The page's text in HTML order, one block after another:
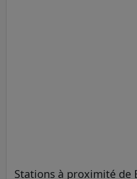
Stations à proximité de